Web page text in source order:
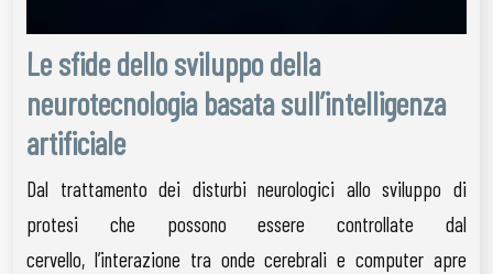
Le sfide dello sviluppo della
neurotecnologia basata sull’intelligenza
artificiale
Dal trattamento dei disturbi neurologici allo sviluppo di
protesi che possono essere controllate dal
cervello, l’interazione tra onde cerebrali e computer apre